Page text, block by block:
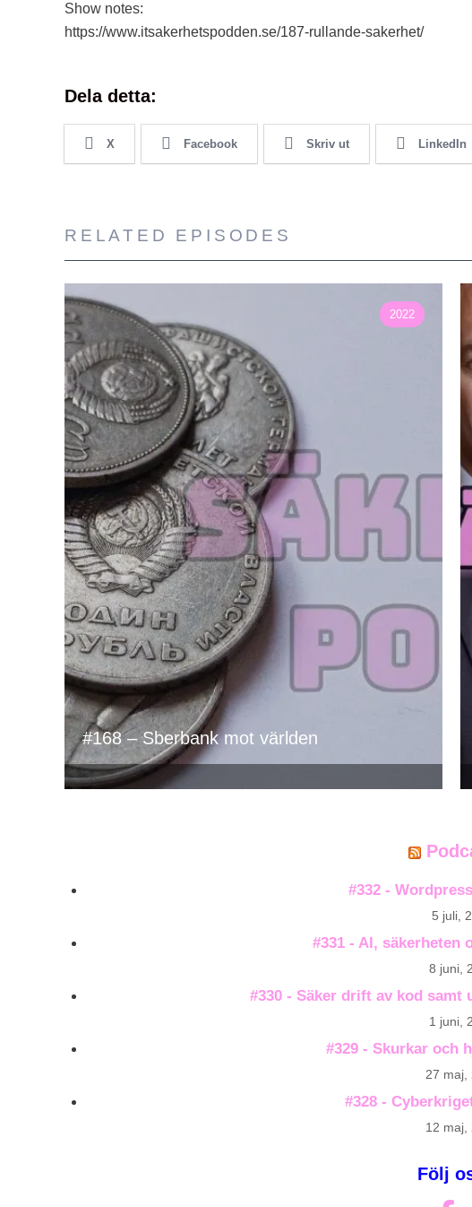
Show notes:
https://www.itsakerhetspodden.se/187-rullande-sakerhet/
Dela detta:
X Facebook Skriv ut LinkedIn
RELATED EPISODES
2022
#168 – Sberbank mot världen
#332 -
5 juli,
#331 - AI,
8 juni,
#330 - Säker drift av kod samt
1 juni,
#329 - Skurkar och
27 maj,
#328 -
12 maj,
Följ